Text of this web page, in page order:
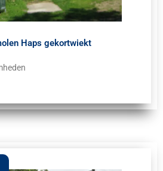
Haps gekortwiekt